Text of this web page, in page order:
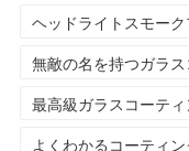
ヘッドライトスモー
無敵の名を持つガラス
最高級ガラスコーテ
よくわかるコーティン